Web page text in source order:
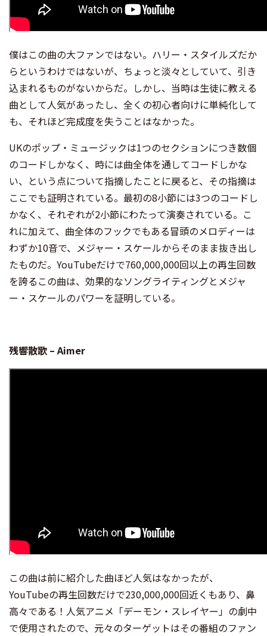
僕はこの曲の大ファンではない。ハリー・スタイルズだか
らというわけではないが、ちょっと淡々としていて、引き
込まれるものがないからだ。しかし、当時は生徒に教える
曲として人気があったし、全くの初心者向けに単純化して
も、それほど完成度を失うことはなかった。
UKのポップ・ミュージックは1つのセクションにつき数個
のコードしかなく、時には曲全体を通してコードしかな
い、という点について指摘したことに戻ると、その指摘は
ここでも証明されている。最初の8小節には3つのコードし
かなく、それぞれが2小節にわたって演奏されている。こ
れに加えて、曲全体のフックでもある冒頭のメロディーは
わずか10音で、メジャー・スケールからそのまま抜き出し
たものだ。YouTubeだけで760,000,000回以上の再生回数
を誇るこの曲は、効果的なソングライティングとメジャ
ー・スケールのパワーを証明している。
残響散歌 – Aimer
この曲は前に紹介した曲ほど人気はなかったが、
YouTubeの再生回数だけで230,000,000回近くもあり、鼻
高々である！人気アニメ「デーモン・スレイヤー」の劇中
で使用されたので、元々のターゲットはその番組のファン